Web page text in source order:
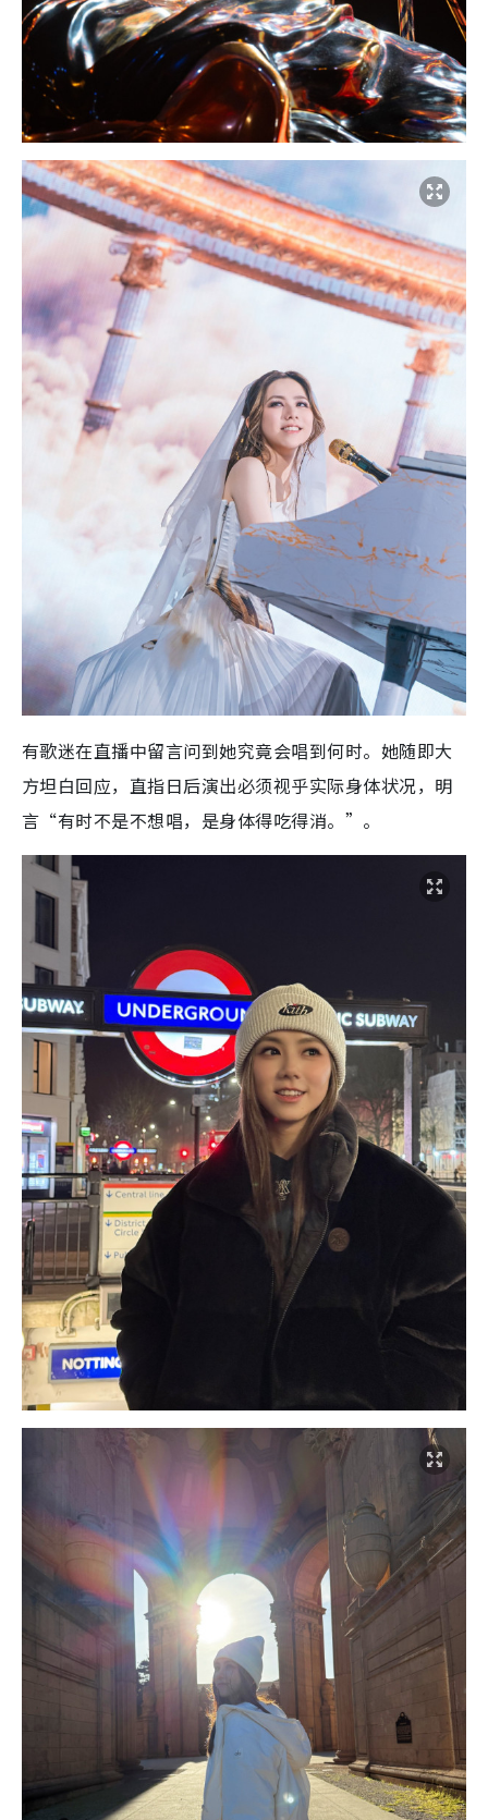
有歌迷在直播中留言问到她究竟会唱到何时。她随即大
方坦白回应，直指日后演出必须视乎实际身体状况，明
言“有时不是不想唱，是身体得吃得消。”。